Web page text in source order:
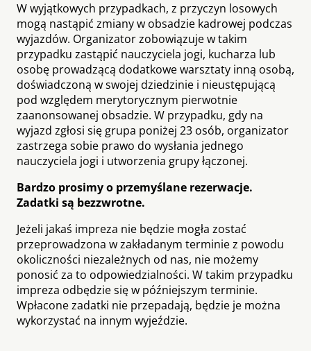
W wyjątkowych przypadkach, z przyczyn losowych
mogą nastąpić zmiany w obsadzie kadrowej podczas
wyjazdów. Organizator zobowiązuje w takim
przypadku zastąpić nauczyciela jogi, kucharza lub
osobę prowadzącą dodatkowe warsztaty inną osobą,
doświadczoną w swojej dziedzinie i nieustępującą
pod względem merytorycznym pierwotnie
zaanonsowanej obsadzie. W przypadku, gdy na
wyjazd zgłosi się grupa poniżej 23 osób, organizator
zastrzega sobie prawo do wysłania jednego
nauczyciela jogi i utworzenia grupy łączonej.
Bardzo prosimy o przemyślane rezerwacje.
Zadatki są bezzwrotne.
Jeżeli jakaś impreza nie będzie mogła zostać
przeprowadzona w zakładanym terminie z powodu
okoliczności niezależnych od nas, nie możemy
ponosić za to odpowiedzialności. W takim przypadku
impreza odbędzie się w późniejszym terminie.
Wpłacone zadatki nie przepadają, będzie je można
wykorzystać na innym wyjeździe.